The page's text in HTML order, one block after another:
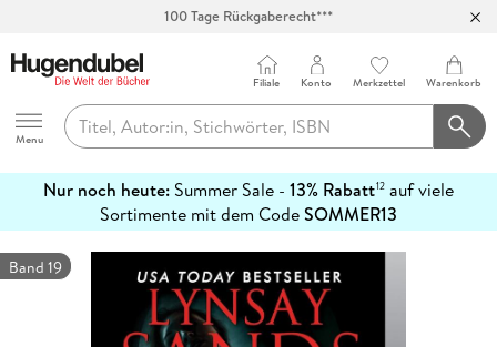
100 Tage Rückgaberecht***
Hugendubel
Menu
Filiale Konto Merkzettel Warenkorb
Nur noch heute: Summer Sale - 13% Rabatt12 auf viele
Sortimente mit dem CodeSOMMER13
erfahren
Band 19